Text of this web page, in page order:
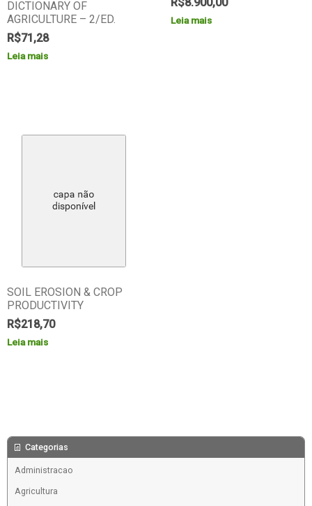
DICTIONARY OF
AGRICULTURE – 2/ED.
R$71,28
Leia mais
Leia mais
SOIL EROSION & CROP
PRODUCTIVITY
R$218,70
Leia mais
Categorias
Administracao
Agricultura